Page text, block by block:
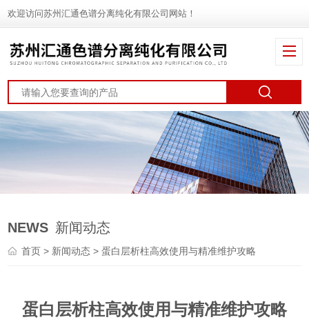
欢迎访问苏州汇通色谱分离纯化有限公司网站！
NEWS 新闻动态
首页 > 新闻动态 > 蛋白层析柱高效使用与精准维护攻略
蛋白层析柱高效使用与精准维护攻略